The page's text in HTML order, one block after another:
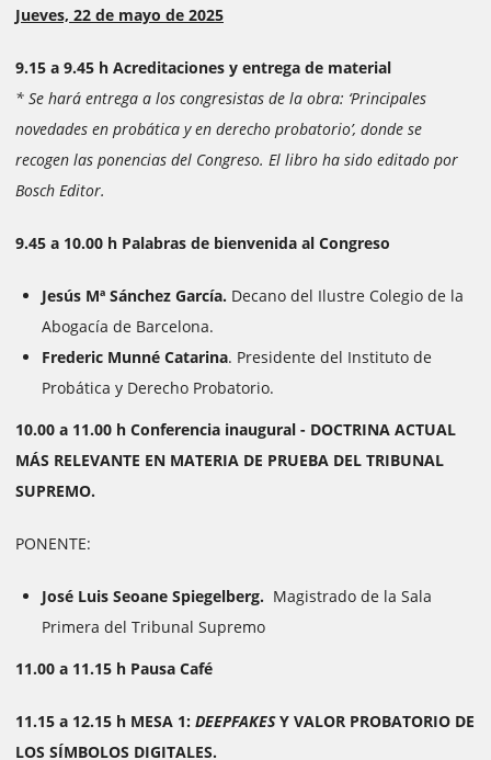
Jueves, 22 de mayo de 2025
9.15 a 9.45 h Acreditaciones y entrega de material
* Se hará entrega a los congresistas de la obra: ‘Principales
novedades en probática y en derecho probatorio’, donde se
recogen las ponencias del Congreso. El libro ha sido editado por
Bosch Editor.
9.45 a 10.00 h Palabras de bienvenida al Congreso
Jesús Mª Sánchez García. Decano del Ilustre Colegio de la
Abogacía de Barcelona.
Frederic Munné Catarina. Presidente del Instituto de
Probática y Derecho Probatorio.
10.00 a 11.00 h Conferencia inaugural - DOCTRINA ACTUAL
MÁS RELEVANTE EN MATERIA DE PRUEBA DEL TRIBUNAL
SUPREMO.
PONENTE:
José Luis Seoane Spiegelberg. Magistrado de la Sala
Primera del Tribunal Supremo
11.00 a 11.15 h Pausa Café
11.15 a 12.15 h MESA 1: DEEPFAKESY VALOR PROBATORIO DE
LOS SÍMBOLOS DIGITALES.